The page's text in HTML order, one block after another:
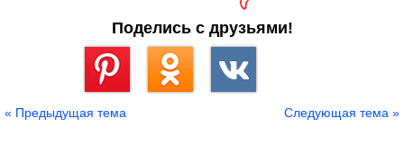
Поделись с друзьями!
« Предыдущая тема Следующая тема »